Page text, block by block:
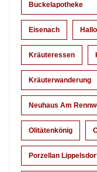
Buckelapotheke
Eisenach
Kräuteressen
Kräuterwanderung
Neuhaus Am
Olitätenkönig
Porzellan